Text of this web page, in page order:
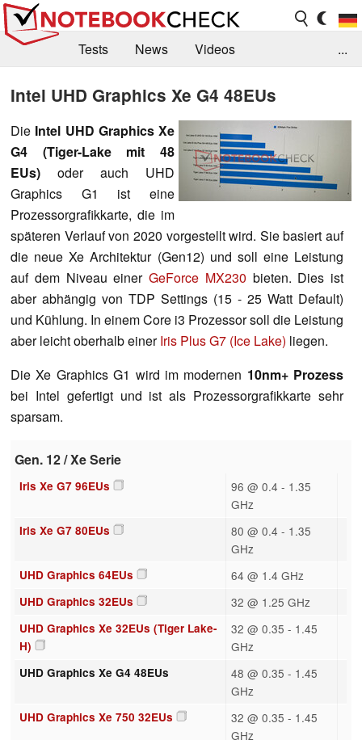
Tests News
Videos
Suche
Jobs
Forum
...
Intel UHD Graphics Xe G4 48EUs
Die Intel UHD Graphics Xe
G4 (Tiger-Lake mit 48
EUs) oder auch UHD
Graphics G1 ist eine
Prozessorgrafikkarte, die im
späteren Verlauf von 2020 vorgestellt wird. Sie basiert auf
die neue Xe Architektur (Gen12) und soll eine Leistung
auf dem Niveau einer GeForce MX230 bieten. Dies ist
aber abhängig von TDP Settings (15 - 25 Watt Default)
und Kühlung. In einem Core i3 Prozessor soll die Leistung
aber leicht oberhalb einerIris Plus G7 (Ice Lake) liegen.
Die Xe Graphics G1 wird im modernen 10nm+ Prozess
bei Intel gefertigt und ist als Prozessorgrafikkarte sehr
sparsam.
Gen. 12 / Xe Serie
Iris Xe G7 96EUs
96 @ 0.4 - 1.35
GHz
Iris Xe G7 80EUs
80 @ 0.4 - 1.35
GHz
UHD Graphics 64EUs 64 @ 1.4 GHz
UHD Graphics 32EUs 32 @ 1.25 GHz
UHD Graphics Xe 32EUs (Tiger Lake-
H)
32 @ 0.35 - 1.45
GHz
UHD Graphics Xe G4 48EUs
48 @ 0.35 - 1.45
GHz
UHD Graphics Xe 750 32EUs
32 @ 0.35 - 1.45
GHz